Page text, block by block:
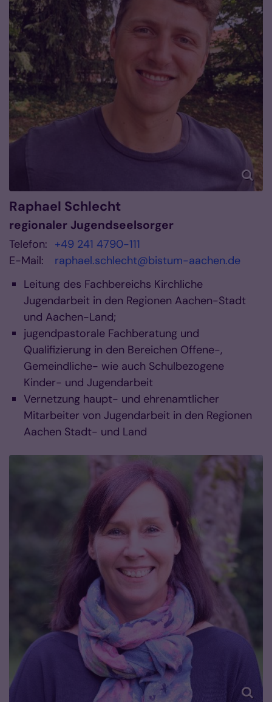
Raphael Schlecht
regionaler Jugendseelsorger
Telefon: +49 241 4790-111
E-Mail:
raphael.schlecht@bistum-aachen.de
Leitung des Fachbereichs Kirchliche
Jugendarbeit in den Regionen Aachen-Stadt
und Aachen-Land;
jugendpastorale Fachberatung und
Qualifizierung in den Bereichen Offene-,
Gemeindliche- wie auch Schulbezogene
Kinder- und Jugendarbeit
Vernetzung haupt- und ehrenamtlicher
Mitarbeiter von Jugendarbeit in den Regionen
Aachen Stadt- und Land